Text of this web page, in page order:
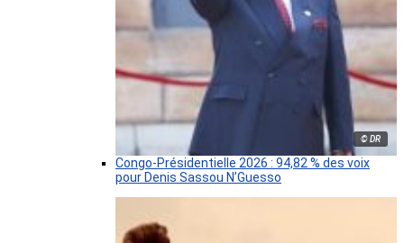
© DR
Congo-Présidentielle 2026 : 94,82 % des voix
pour Denis Sassou N’Guesso